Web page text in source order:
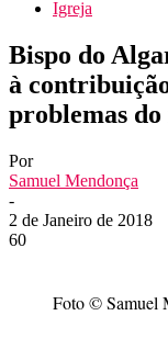
Igreja
Bispo do
à
problemas do
Por
Samuel Mendonça
-
2 de Janeiro de 2018
60
Foto © Samuel